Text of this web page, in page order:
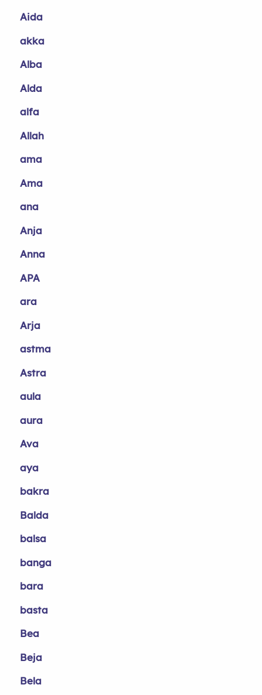
Aida
akka
Alba
Alda
alfa
Allah
ama
Ama
ana
Anja
Anna
APA
ara
Arja
astma
Astra
aula
aura
Ava
aya
bakra
Balda
balsa
banga
bara
basta
Bea
Beja
Bela